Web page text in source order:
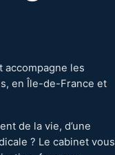
accompagne les
en Île-de-France et
de la vie, d’une
? Le cabinet vous